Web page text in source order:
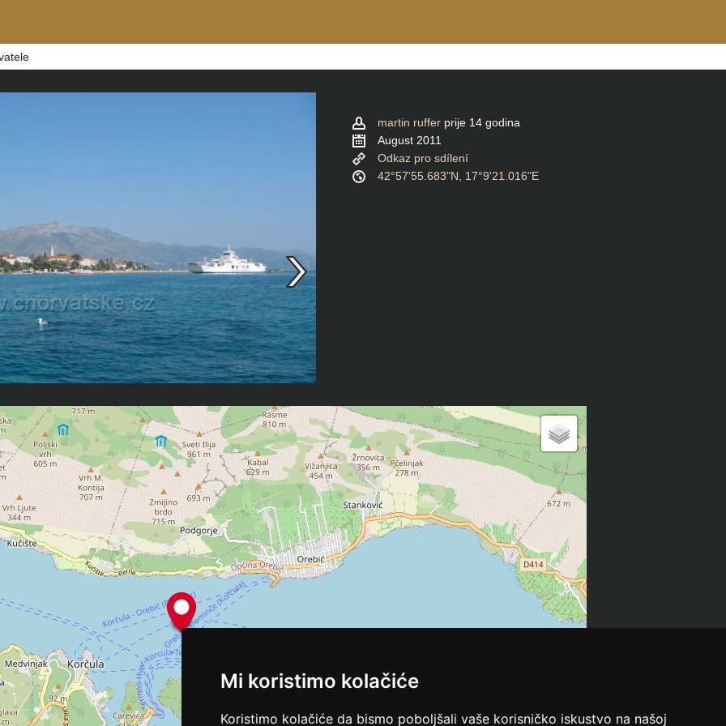
Mi koristimo kolačiće
Koristimo kolačiće da bismo poboljšali vaše korisničko iskustvo na našoj
martin ruffer prije 14 godina
August 2011
Odkaz pro sdílení
42°57'55.683"N, 17°9'21.016"E